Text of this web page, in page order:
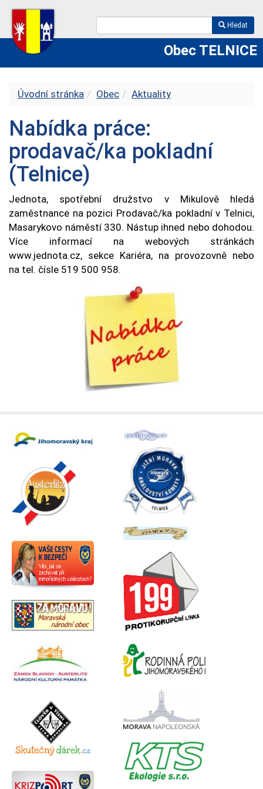
Hledat
Obec TELNICE
Úvodní stránka Obec Aktuality
Nabídka práce:
prodavač/ka pokladní
(Telnice)
Jednota, spotřební družstvo v Mikulově hledá
zaměstnance na pozici Prodavač/ka pokladní v Telnici,
Masarykovo náměstí 330. Nástup ihned nebo dohodou.
Více informací na webových stránkách
www.jednota.cz, sekce Kariéra, na provozovně nebo
na tel. čísle 519 500 958.